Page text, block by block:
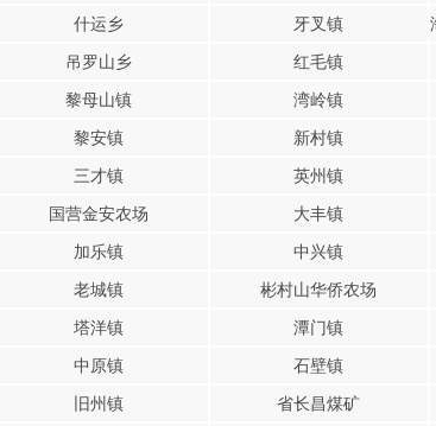
什运乡
牙叉镇
吊罗山乡
红毛镇
黎母山镇
湾岭镇
黎安镇
新村镇
三才镇
英州镇
国营金安农场
大丰镇
加乐镇
中兴镇
老城镇
彬村山华侨农场
塔洋镇
潭门镇
中原镇
石壁镇
旧州镇
省长昌煤矿